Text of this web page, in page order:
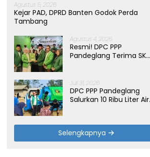
Agustus 5, 2026
Kejar PAD, DPRD Banten Godok Perda
Tambang
Agustus 4, 2026
Resmi! DPC PPP
Pandeglang Terima SK
Juli 31, 2026
DPC PPP Pandeglang
Salurkan 10 Ribu Liter Air
Patia
Selengkapnya